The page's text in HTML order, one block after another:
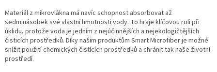
Materiál z mikrovlákna má navíc schopnost absorbovat až
sedminásobek své vlastní hmotnosti vody. To hraje klíčovou roli při
úklidu, protože voda je jedním z nejúčinnějších a nejekologičtějších
čisticích prostředků. Díky našim produktům Smart Microfiber je možné
snížit použití chemických čistících prostředků a chránit tak naše životní
prostředí.